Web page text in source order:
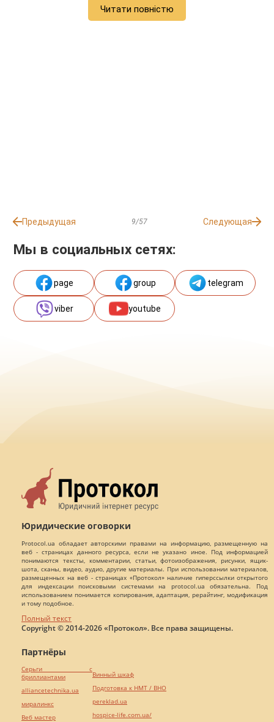
Читати повністю
Предыдущая 9/57 Следующая
Мы в социальных сетях:
page group telegram
viber youtube
Юридические оговорки
Protocol.ua обладает авторскими правами на информацию, размещенную на
веб - страницах данного ресурса, если не указано иное. Под информацией
понимаются тексты, комментарии, статьи, фотоизображения, рисунки, ящик-
шота, сканы, видео, аудио, другие материалы. При использовании материалов,
размещенных на веб - страницах «Протокол» наличие гиперссылки открытого
для индексации поисковыми системами на protocol.ua обязательна. Под
использованием понимается копирования, адаптация, рерайтинг, модификация
и тому подобное.
Полный текст
Copyright © 2014-2026 «Протокол». Все права защищены.
Партнёры
Серьги с
бриллиантами
alliancetechnika.ua
миралинкс
Веб мастер
Винный шкаф
Подготовка к НМТ / ВНО
pereklad.ua
hospice-life.com.ua/